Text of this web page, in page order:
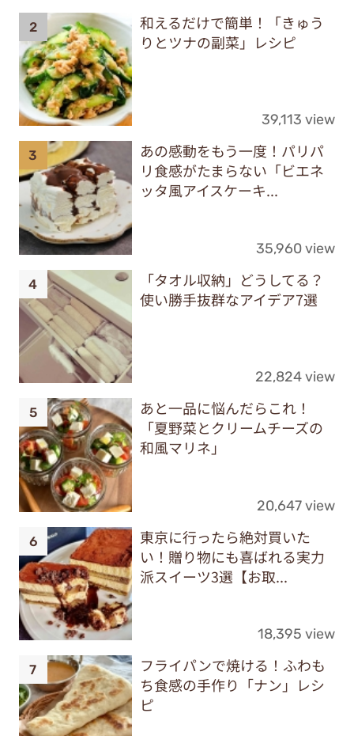
和えるだけで簡単！「きゅう
りとツナの副菜」レシピ
39,113 view
あの感動をもう一度！パリパ
リ食感がたまらない「ビエネ
ッタ風アイスケーキ...
35,960 view
「タオル収納」どうしてる？
使い勝手抜群なアイデア7選
22,824 view
あと一品に悩んだらこれ！
「夏野菜とクリームチーズの
和風マリネ」
20,647 view
東京に行ったら絶対買いた
い！贈り物にも喜ばれる実力
派スイーツ3選【お取...
18,395 view
フライパンで焼ける！ふわも
ち食感の手作り「ナン」レシ
ピ